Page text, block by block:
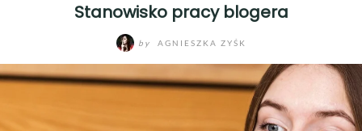
Stanowisko pracy blogera
by AGNIESZKA ZYŚK